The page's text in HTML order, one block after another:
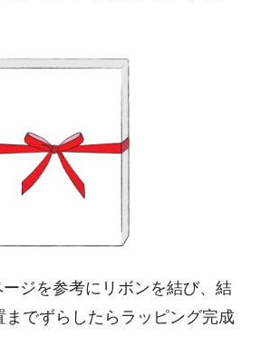
ジを参考にリボンを結び、結
までずらしたらラッピング完成